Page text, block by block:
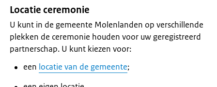
Locatie ceremonie
U kunt in de gemeente Molenlanden op verschillende
plekken de ceremonie houden voor uw geregistreerd
partnerschap. U kunt kiezen voor:
een locatie van de gemeente;